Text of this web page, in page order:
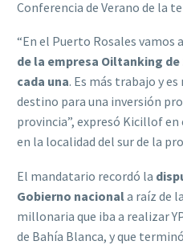
Conferencia de Verano de la
“En el Puerto Rosales vamos
de la empresa Oiltanking
cada una. Es más trabajo y
destino para una inversión
provincia”, expresó Kicillof
en la localidad del sur de la
El mandatario recordó la
Gobierno nacionala raíz de
millonaria que iba a realizar
de Bahía Blanca, y que